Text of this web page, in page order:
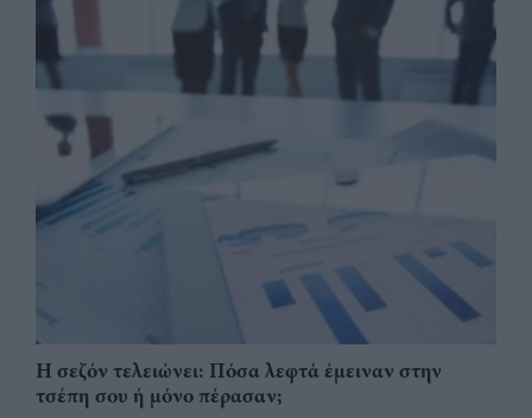
Η σεζόν τελειώνει: Πόσα λεφτά έμειναν στην
τσέπη σου ή μόνο πέρασαν;